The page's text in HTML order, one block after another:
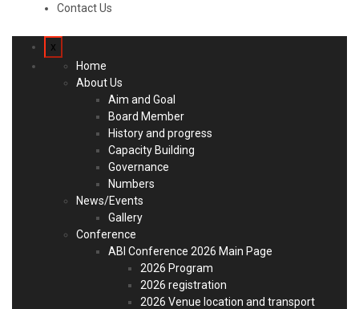
Contact Us
x
Home
About Us
Aim and Goal
Board Member
History and progress
Capacity Building
Governance
Numbers
News/Events
Gallery
Conference
ABI Conference 2026 Main Page
2026 Program
2026 registration
2026 Venue location and transport